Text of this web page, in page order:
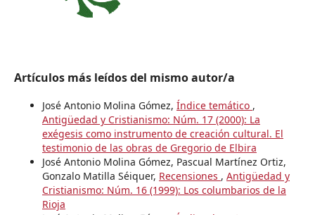
Artículos más leídos del mismo autor/a
José Antonio Molina Gómez, Índice temático ,
Antigüedad y Cristianismo: Núm. 17 (2000): La
exégesis como instrumento de creación cultural. El
testimonio de las obras de Gregorio de Elbira
José Antonio Molina Gómez, Pascual Martínez Ortiz,
Gonzalo Matilla Séiquer, Recensiones , Antigüedad y
Cristianismo: Núm. 16 (1999): Los columbarios de la
Rioja